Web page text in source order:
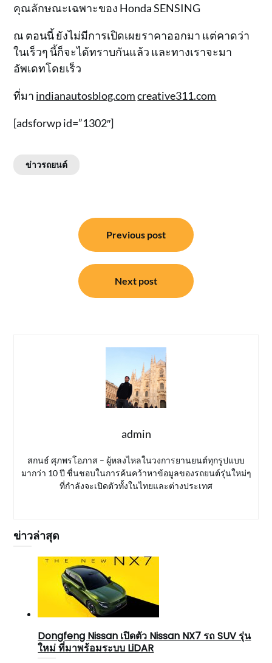
คุณลักษณะเฉพาะของ Honda SENSING
ณ ตอนนี้ ยังไม่มีการเปิดเผยราคาออกมา แต่คาดว่า
ในเร็วๆ นี้ก็จะได้ทราบกันแล้ว และทางเราจะมา
อัพเดทโดยเร็ว
ที่มา indianautosblog.com creative311.com
[adsforwp id=”1302″]
ข่าวรถยนต์
Previous post
Next post
admin
สกนธ์ ศุภพรโอภาส – ผู้หลงไหลในวงการยานยนต์ทุกรูปแบบ
มากว่า 10 ปี ชื่นชอบในการค้นคว้าหาข้อมูลของรถยนต์รุ่นใหม่ๆ
ที่กำลังจะเปิดตัวทั้งในไทยและต่างประเทศ
ข่าวล่าสุด
Dongfeng Nissan เปิดตัว Nissan NX7 รถ SUV รุ่น
ใหม่ ที่มาพร้อมระบบ LiDAR